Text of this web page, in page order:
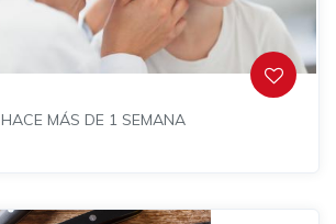
HACE MÁS DE 1 SEMANA